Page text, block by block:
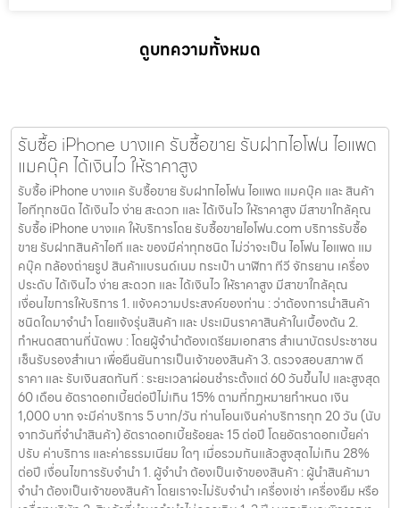
ดูบทความทั้งหมด
รับซื้อ iPhone บางแค รับซื้อขาย รับฝากไอโฟน ไอแพด
แมคบุ๊ค ได้เงินไว ให้ราคาสูง
รับซื้อ iPhone บางแค รับซื้อขาย รับฝากไอโฟน ไอแพด แมคบุ๊ค และ สินค้า
ไอทีทุกชนิด ได้เงินไว ง่าย สะดวก และ ได้เงินไว ให้ราคาสูง มีสาขาใกล้คุณ
รับซื้อ iPhone บางแค ให้บริการโดย รับซื้อขายไอโฟน.com บริการรับซื้อ
ขาย รับฝากสินค้าไอที และ ของมีค่าทุกชนิด ไม่ว่าจะเป็น ไอโฟน ไอแพด แม
คบุ๊ค กล้องถ่ายรูป สินค้าแบรนด์เนม กระเป๋า นาฬิกา ทีวี จักรยาน เครื่อง
ประดับ ได้เงินไว ง่าย สะดวก และ ได้เงินไว ให้ราคาสูง มีสาขาใกล้คุณ
เงื่อนไขการให้บริการ 1. แจ้งความประสงค์ของท่าน : ว่าต้องการนำสินค้า
ชนิดใดมาจำนำ โดยแจ้งรุ่นสินค้า และ ประเมินราคาสินค้าในเบื้องต้น 2.
กำหนดสถานที่นัดพบ : โดยผู้จำนำต้องเตรียมเอกสาร สำเนาบัตรประชาชน
เซ็นรับรองสำเนา เพื่อยืนยันการเป็นเจ้าของสินค้า 3. ตรวจสอบสภาพ ตี
ราคา และ รับเงินสดทันที : ระยะเวลาผ่อนชำระตั้งแต่ 60 วันขึ้นไป และสูงสุด
60 เดือน อัตราดอกเบี้ยต่อปีไม่เกิน 15% ตามที่กฏหมายกำหนด เงิน
1,000 บาท จะมีค่าบริการ 5 บาท/วัน ท่านโอนเงินค่าบริการทุก 20 วัน (นับ
จากวันที่จำนำสินค้า) อัตราดอกเบี้ยร้อยละ 15 ต่อปี โดยอัตราดอกเบี้ยค่า
ปรับ ค่าบริการ และค่าธรรมเนียม ใดๆ เมื่อรวมกันแล้วสูงสุดไม่เกิน 28%
ต่อปี เงื่อนไขการรับจำนำ 1. ผู้จำนำ ต้องเป็นเจ้าของสินค้า : ผู้นำสินค้ามา
จำนำ ต้องเป็นเจ้าของสินค้า โดยเราจะไม่รับจำนำ เครื่องเช่า เครื่องยืม หรือ